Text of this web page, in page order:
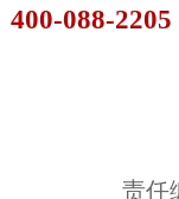
400-088-2205
责任